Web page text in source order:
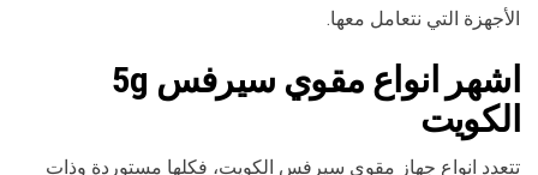
الأجهزة التي نتعامل معها.
اشهر
انواع مقوي سيرفس 5g
الكويت
تتعدد انواع جهاز مقوي سيرفس الكويت، فكلها مستوردة وذات